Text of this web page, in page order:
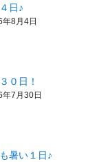
日♪
8月4日
０日！
7月30日
暑い１日♪